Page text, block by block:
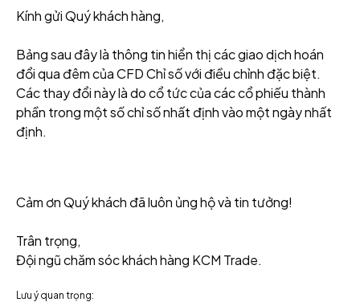
Kính gửi Quý khách hàng,
Bảng sau đây là thông tin hiển thị các giao dịch hoán
đổi qua đêm của CFD Chỉ số với điều chỉnh đặc biệt.
Các thay đổi này là do cổ tức của các cổ phiếu thành
phần trong một số chỉ số nhất định vào một ngày nhất
định.
Cảm ơn Quý khách đã luôn ủng hộ và tin tưởng!
Trân trọng,
Đội ngũ chăm sóc khách hàng KCM Trade.
Lưu ý quan trọng: